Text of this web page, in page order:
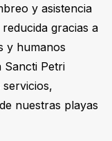
y asistencia
gracias a
y humanos
Sancti Petri
nuestras playas